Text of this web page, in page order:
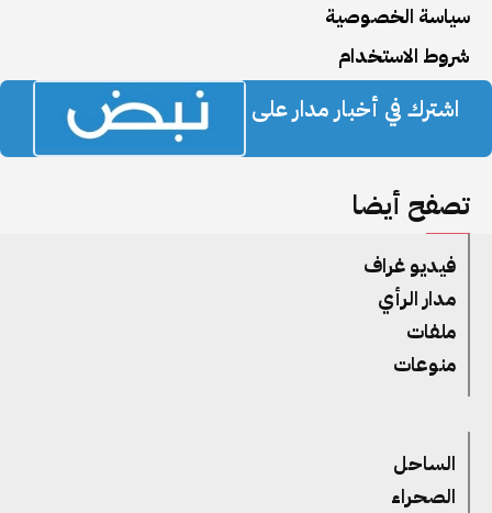
سياسة الخصوصية
شروط الاستخدام
اشترك في أخبار مدار على
تصفح أيضا
فيديو غراف
مدار الرأي
ملفات
منوعات
الساحل
الصحراء